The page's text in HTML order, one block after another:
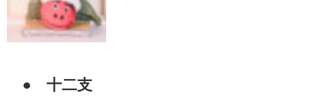
● 十二支